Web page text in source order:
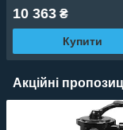
10 363 ₴
Купити
Акційні